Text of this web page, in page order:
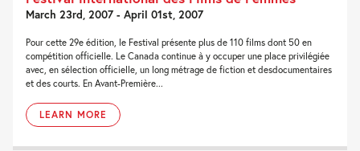
March 23rd, 2007 - April 01st, 2007
Pour cette 29e édition, le Festival présente plus de 110 films dont 50 en
compétition officielle. Le Canada continue à y occuper une place privilégiée
avec, en sélection officielle, un long métrage de fiction et desdocumentaires
et des courts. En Avant-Première...
LEARN MORE